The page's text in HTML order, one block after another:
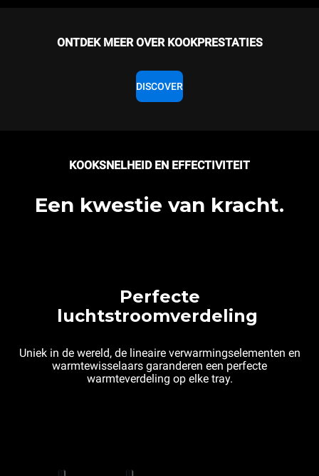
ONTDEK MEER OVER KOOKPRESTATIES
DISCOVER
KOOKSNELHEID EN EFFECTIVITEIT
Een kwestie van kracht.
Perfecte
luchtstroomverdeling
Uniek in de wereld, de lineaire verwarmingselementen en
warmtewisselaars garanderen een perfecte
warmteverdeling op elke tray.